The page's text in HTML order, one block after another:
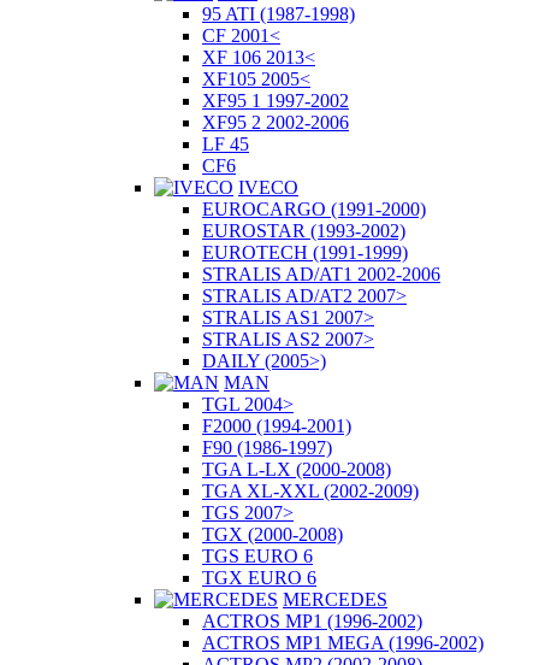
95 ATI (1987-1998)
CF 2001<
XF 106 2013<
XF105 2005<
XF95 1 1997-2002
XF95 2 2002-2006
LF 45
CF6
IVECO
EUROCARGO (1991-2000)
EUROSTAR (1993-2002)
EUROTECH (1991-1999)
STRALIS AD/AT1 2002-2006
STRALIS AD/AT2 2007>
STRALIS AS1 2007>
STRALIS AS2 2007>
DAILY (2005>)
MAN
TGL 2004>
F2000 (1994-2001)
F90 (1986-1997)
TGA L-LX (2000-2008)
TGA XL-XXL (2002-2009)
TGS 2007>
TGX (2000-2008)
TGS EURO 6
TGX EURO 6
MERCEDES
ACTROS MP1 (1996-2002)
ACTROS MP1 MEGA (1996-2002)